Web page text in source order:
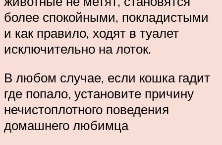
более спокойными, покладистыми
и как правило, ходят в туалет
исключительно на лоток.
В любом случае, если кошка гадит
где попало, установите причину
нечистоплотного поведения
домашнего любимца